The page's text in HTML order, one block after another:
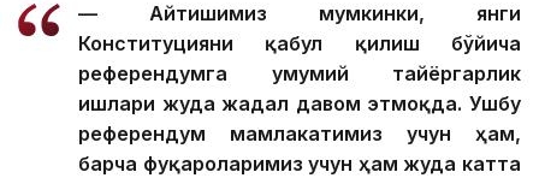
— Айтишимиз мумкинки, янги
Конституцияни қабул қилиш бўйича
референдумга умумий тайёргарлик
ишлари жуда жадал давом этмоқда. Ушбу
референдум мамлакатимиз учун ҳам,
барча фуқароларимиз учун ҳам жуда катта